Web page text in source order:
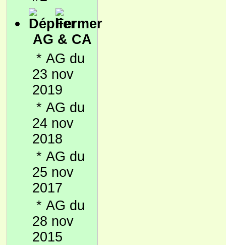
AG & CA
* AG du
23 nov
2019
* AG du
24 nov
2018
* AG du
25 nov
2017
* AG du
28 nov
2015